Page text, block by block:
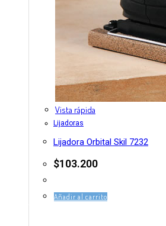
Vista rápida
Lijadoras
Lijadora Orbital Skil 7232
$103.200
Añadir al carrito